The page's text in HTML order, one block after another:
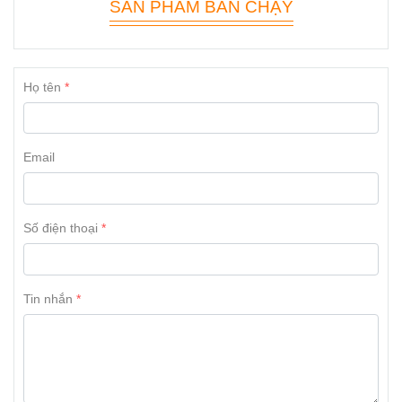
SẢN PHẨM BÁN CHẠY
Họ tên
Email
Số điện thoại
Tin nhắn